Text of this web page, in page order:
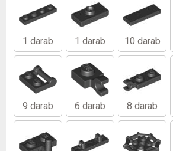
1 darab 1 darab 10 darab
9 darab 6 darab 8 darab